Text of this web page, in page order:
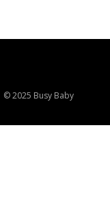
© 2025 Busy Baby